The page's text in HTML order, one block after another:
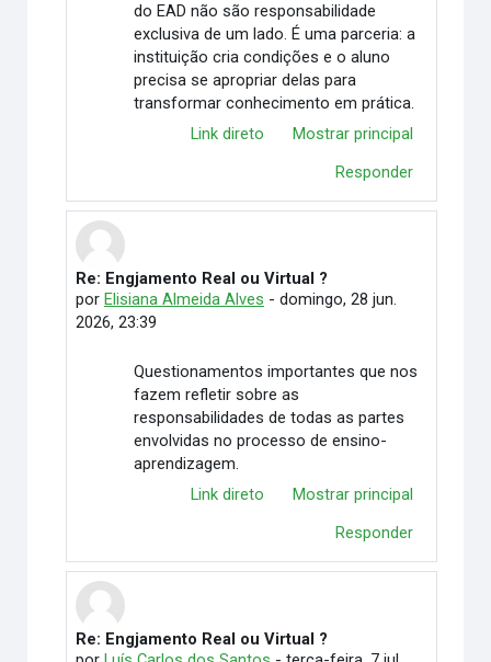
do EAD não são responsabilidade
exclusiva de um lado. É uma parceria: a
instituição cria condições e o aluno
precisa se apropriar delas para
transformar conhecimento em prática.
Link direto
Mostrar principal
Responder
Em resposta à Fabio de Lima Morais
Re: Engjamento Real ou Virtual ?
por Elisiana Almeida Alves - domingo, 28 jun.
2026, 23:39
Questionamentos importantes que nos
fazem refletir sobre as
responsabilidades de todas as partes
envolvidas no processo de ensino-
aprendizagem.
Link direto
Mostrar principal
Responder
Em resposta à Fabio de Lima Morais
Re: Engjamento Real ou Virtual ?